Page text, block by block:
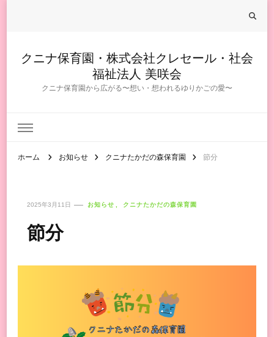
クニナ保育園・株式会社クレセール・社会
福祉法人 美咲会
クニナ保育園から広がる〜想い・想われるゆりかごの愛〜
ホーム お知らせ クニナたかだの森保育園 節分
2025年3月11日 お知らせ クニナたかだの森保育園
節分